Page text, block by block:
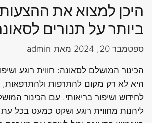
היכן למצוא את
ביותר על תנורים
ספטמבר 20, 2024 מאת admin
הכינור המושלם לסאונה: חווית רוגע
היא לא רק מקום להתרפות
לחידוש ושיפור בריאותי. עם הכינור
ליהנות מחווית רוגע ושקט כמעט בכל